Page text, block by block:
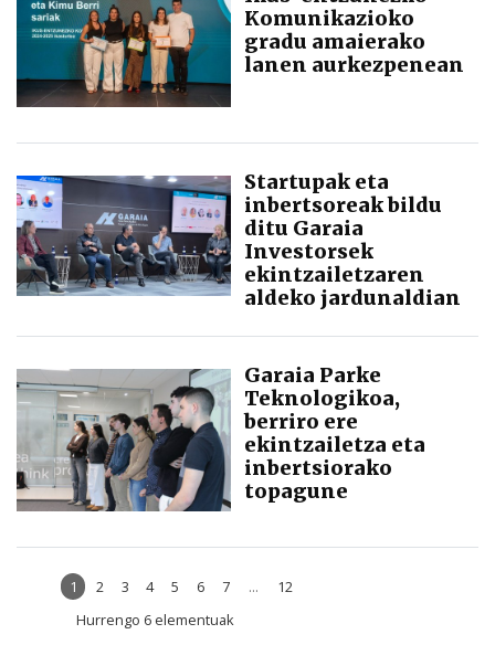
Komunikazioko
gradu amaierako
lanen aurkezpenean
Startupak eta
inbertsoreak bildu
ditu Garaia
Investorsek
ekintzailetzaren
aldeko jardunaldian
Garaia Parke
Teknologikoa,
berriro ere
ekintzailetza eta
inbertsiorako
topagune
1 2 3 4 5 6 7 ...
12
Hurrengo 6 elementuak